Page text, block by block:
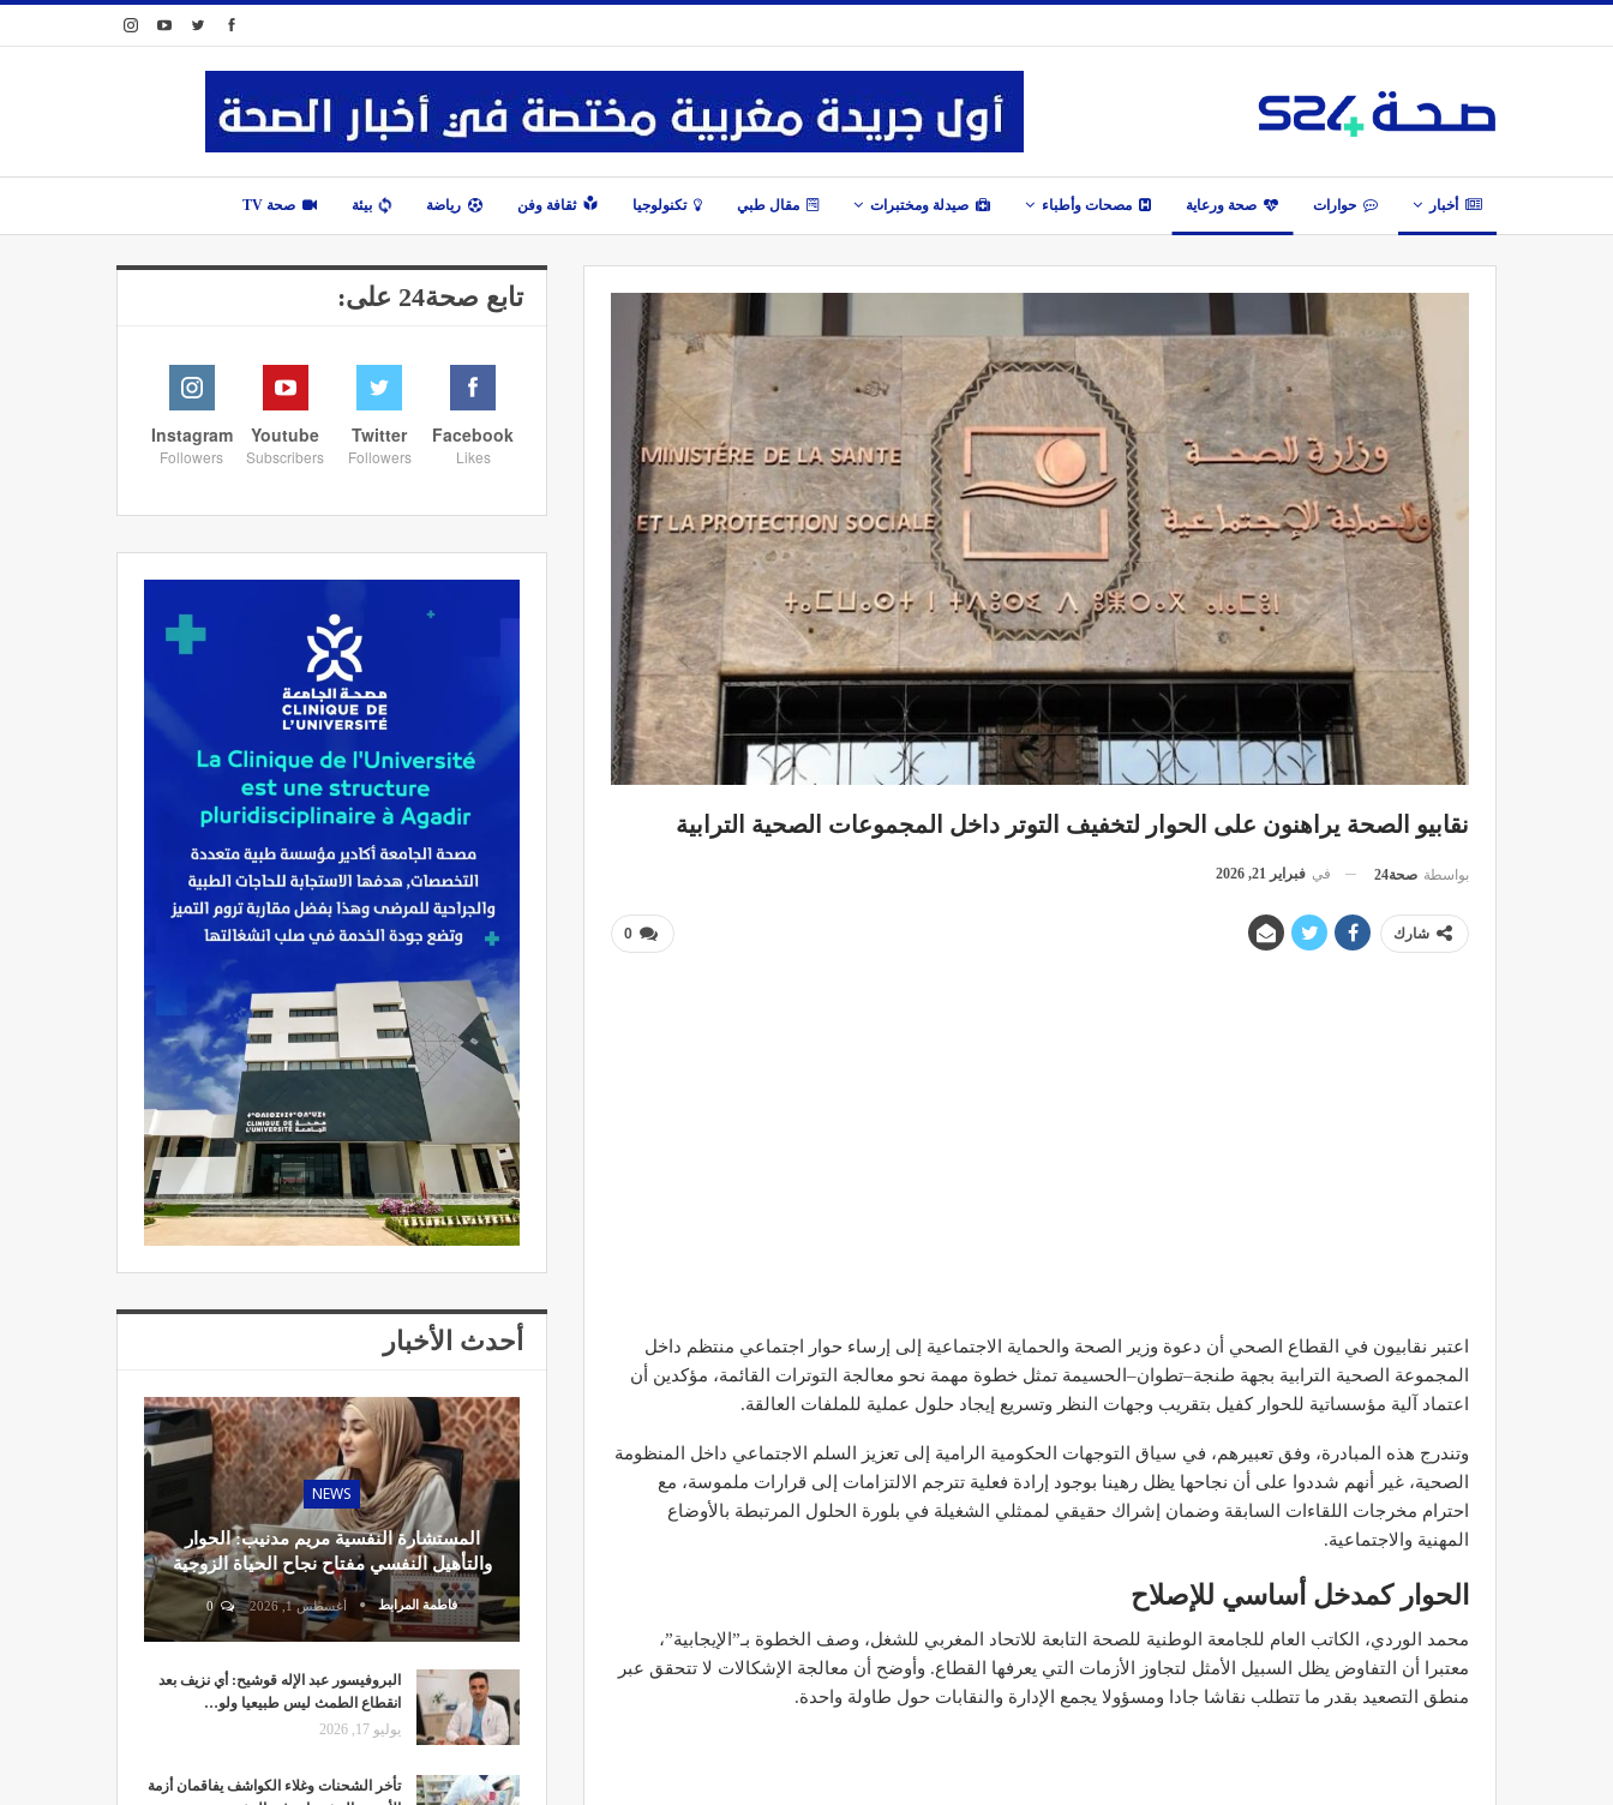
أخبار حوارات صحة ورعاية مصحات وأطباء صيدلة ومختبرات مقال طبي تكنولوجيا ثقافة وفن رياضة بيئة صحة TV
نقابيو الصحة يراهنون على الحوار لتخفيف التوتر داخل المجموعات الصحية الترابية
بواسطة صحة24 في فبراير 21, 2026
0 شارك
اعتبر نقابيون في القطاع الصحي أن دعوة وزير الصحة والحماية الاجتماعية إلى إرساء حوار اجتماعي منتظم داخل
المجموعة الصحية الترابية بجهة طنجة–تطوان–الحسيمة تمثل خطوة مهمة نحو معالجة التوترات القائمة، مؤكدين أن
اعتماد آلية مؤسساتية للحوار كفيل بتقريب وجهات النظر وتسريع إيجاد حلول عملية للملفات العالقة.
وتندرج هذه المبادرة، وفق تعبيرهم، في سياق التوجهات الحكومية الرامية إلى تعزيز السلم الاجتماعي داخل المنظومة
الصحية، غير أنهم شددوا على أن نجاحها يظل رهينا بوجود إرادة فعلية تترجم الالتزامات إلى قرارات ملموسة، مع
احترام مخرجات اللقاءات السابقة وضمان إشراك حقيقي لممثلي الشغيلة في بلورة الحلول المرتبطة بالأوضاع
المهنية والاجتماعية.
الحوار كمدخل أساسي للإصلاح
محمد الوردي، الكاتب العام للجامعة الوطنية للصحة التابعة للاتحاد المغربي للشغل، وصف الخطوة بـ”الإيجابية”،
معتبرا أن التفاوض يظل السبيل الأمثل لتجاوز الأزمات التي يعرفها القطاع. وأوضح أن معالجة الإشكالات لا تتحقق عبر
منطق التصعيد بقدر ما تتطلب نقاشا جادا ومسؤولا يجمع الإدارة والنقابات حول طاولة واحدة.
تابع صحة24 على:
Facebook
Likes
Twitter
Followers
Youtube
Subscribers
Instagram
Followers
أحدث الأخبار
NEWS
المستشارة النفسية مريم مدنيب: الحوار
والتأهيل النفسي مفتاح نجاح الحياة الزوجية
فاطمة المرابط أغسطس 1, 2026 0
البروفيسور عبد الإله قوشيح: أي نزيف بعد
انقطاع الطمث ليس طبيعيا ولو…
يوليو 17, 2026
تأخر الشحنات وغلاء الكواشف يفاقمان أزمة